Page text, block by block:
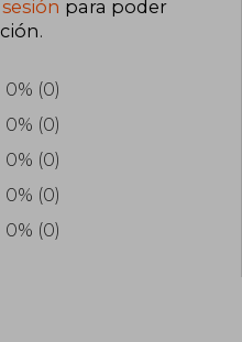
para poder
.
0% (0)
0% (0)
0% (0)
0% (0)
0% (0)